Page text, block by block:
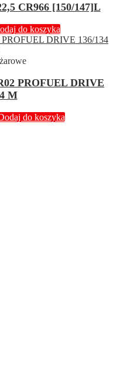
CR966 [150/147]L
do koszyka
PROFUEL DRIVE
M
do koszyka